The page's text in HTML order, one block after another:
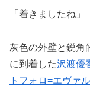
「着きましたね」
灰色の外壁と鋭角
に到着した沢渡優
トフォロ=エヴァ